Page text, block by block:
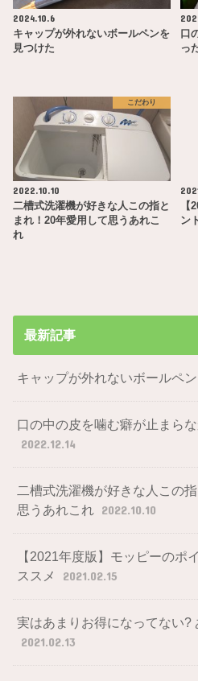
2024.10.6
キャップが外れないボールペンを
見つけた
口
っ
こだわり
2022.10.10
二槽式洗濯機が好きな人この指と
まれ！20年愛用して思うあれこ
れ
【
ン
最新記事
キャップが外れないボールペ
口の中の皮を噛む癖が止まら
2022.12.14
二槽式洗濯機が好きな人この
思うあれこれ 2022.10.10
【2021年度版】モッピーのポ
ススメ
2021.02.15
実はあまりお得になってない?
2021.02.13